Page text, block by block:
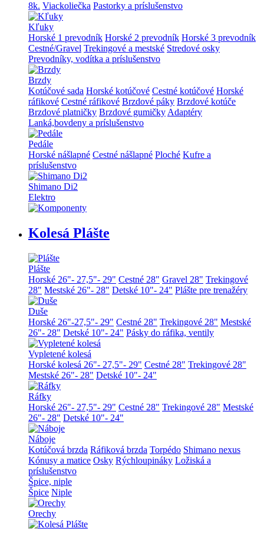
8k. Viackoliečka Pastorky a príslušenstvo
Kľuky
Horské 1 prevodník Horské 2 prevodník Horské 3 prevodník
Cestné/Gravel Trekingové a mestské Stredové osky
Prevodníky, vodítka a príslušenstvo
Brzdy
Kotúčové sada Horské kotúčové Cestné kotúčové Horské
ráfikové Cestné ráfikové Brzdové páky Brzdové kotúče
Brzdové platničky Brzdové gumičkyAdaptéry
Lanká,bovdeny a príslušenstvo
Pedále
Horské nášlapné Cestné nášlapné Ploché Kufre a
príslušenstvo
Shimano Di2
Elektro
Kolesá Plášte
Plášte
Horské 26"- 27,5"- 29" Cestné 28" Gravel 28" Trekingové
28" Mestské 26"- 28" Detské 10"- 24" Plášte pre trenažéry
Duše
Horské 26"-27,5"- 29" Cestné 28" Trekingové 28" Mestské
26"- 28" Detské 10"- 24" Pásky do ráfika, ventily
Vypletené kolesá
Horské kolesá 26"- 27,5"- 29" Cestné 28" Trekingové 28"
Mestské 26"- 28" Detské 10"- 24"
Ráfky
Horské 26"- 27,5"- 29" Cestné 28" Trekingové 28" Mestské
26"- 28" Detské 10"- 24"
Náboje
Kotúčová brzda Ráfiková brzda Torpédo Shimano nexus
Kónusy a matice Osky Rýchloupináky Ložiská a
príslušenstvo
Špice, niple
Špice Niple
Orechy